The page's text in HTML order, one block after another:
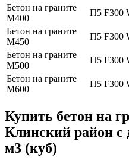
Бетон на граните
М400
П5 F300
Бетон на граните
М450
П5 F300
Бетон на граните
М500
П5 F300
Бетон на граните
М600
П5 F300
Купить бетон на
Клинский район с
м3 (куб)